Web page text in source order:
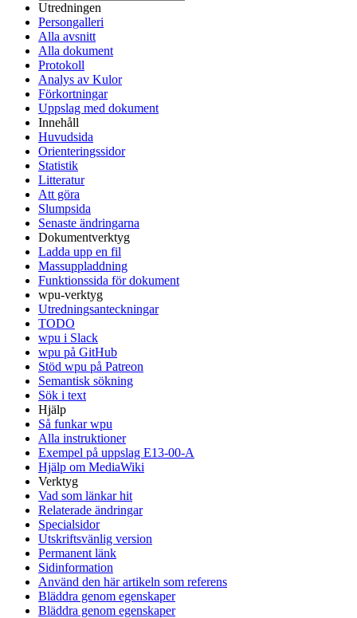
Utredningen
Persongalleri
Alla avsnitt
Alla dokument
Protokoll
Analys av Kulor
Förkortningar
Uppslag med dokument
Innehåll
Huvudsida
Orienteringssidor
Statistik
Litteratur
Att göra
Slumpsida
Senaste ändringarna
Dokumentverktyg
Ladda upp en fil
Massuppladdning
Funktionssida för dokument
wpu-verktyg
Utredningsanteckningar
TODO
wpu i Slack
wpu på GitHub
Stöd wpu på Patreon
Semantisk sökning
Sök i text
Hjälp
Så funkar wpu
Alla instruktioner
Exempel på uppslag E13-00-A
Hjälp om MediaWiki
Verktyg
Vad som länkar hit
Relaterade ändringar
Specialsidor
Utskriftsvänlig version
Permanent länk
Sidinformation
Använd den här artikeln som referens
Bläddra genom egenskaper
Bläddra genom egenskaper